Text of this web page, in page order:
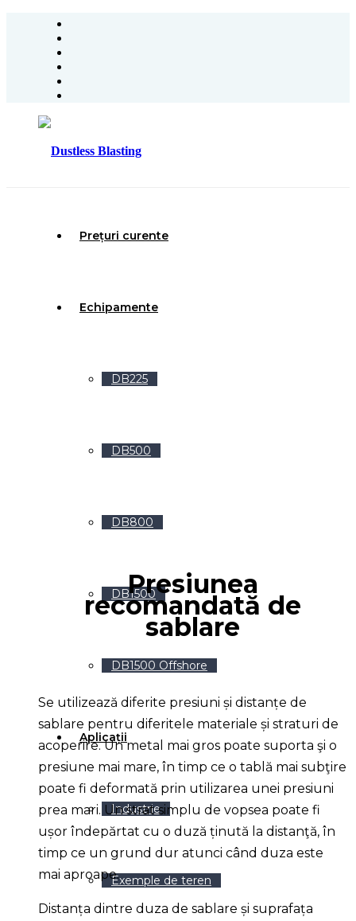
Prețuri curente
Echipamente
DB225
DB500
DB800
DB1500
DB1500 Offshore
Aplicații
Industrie
Exemple de teren
Presiunea
recomandată de
sablare
Se utilizează diferite presiuni și distanțe de
sablare pentru diferitele materiale și straturi de
acoperire. Un metal mai gros poate suporta şi o
presiune mai mare, în timp ce o tablă mai subţire
poate fi deformată prin utilizarea unei presiuni
prea mari. Un strat simplu de vopsea poate fi
ușor îndepărtat cu o duză ținută la distanţă, în
timp ce un grund dur atunci când duza este
mai aproape.
Distanța dintre duza de sablare și suprafața